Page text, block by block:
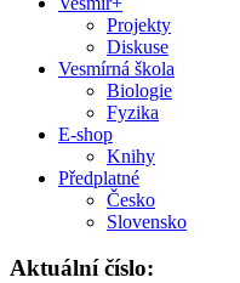
Projekty
Diskuse
Vesmírná škola
Biologie
Fyzika
E-shop
Knihy
Předplatné
Česko
Slovensko
Aktuální číslo: